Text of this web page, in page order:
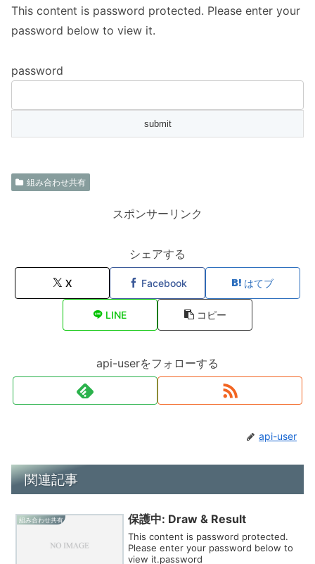
This content is password protected. Please enter your
password below to view it.
password
組み合わせ共有
スポンサーリンク
シェアする
X Facebook はてブ
LINE コピー
api-userをフォローする
api-user
関連記事
組み合わせ共有 保護中: Draw & Result
This content is password protected.
Please enter your password below to
view it.password